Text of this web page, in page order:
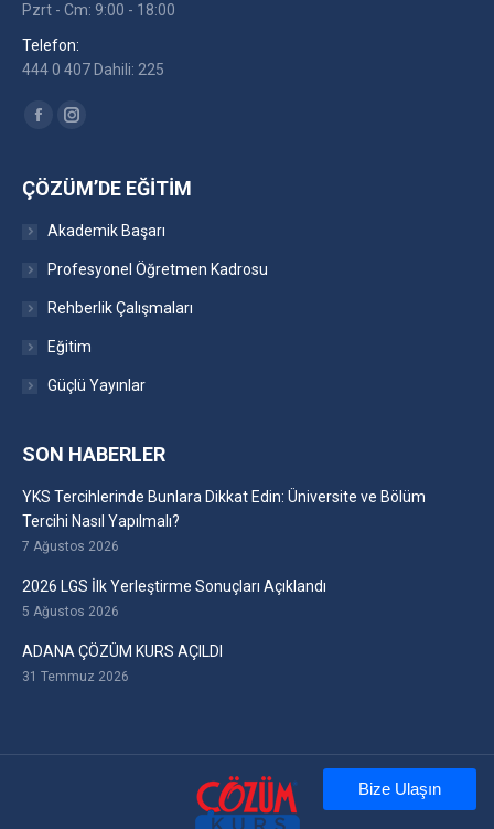
Pzrt - Cm: 9:00 - 18:00
Telefon:
444 0 407 Dahili: 225
Find us on:
FacebookInstagram
ÇÖZÜM’DE EĞITIM
Akademik Başarı
Profesyonel Öğretmen Kadrosu
Rehberlik Çalışmaları
Eğitim
Güçlü Yayınlar
SON HABERLER
YKS Tercihlerinde Bunlara Dikkat Edin: Üniversite ve Bölüm
Tercihi Nasıl Yapılmalı?
7 Ağustos 2026
2026 LGS İlk Yerleştirme Sonuçları Açıklandı
5 Ağustos 2026
ADANA ÇÖZÜM KURS AÇILDI
31 Temmuz 2026
Bize Ulaşın